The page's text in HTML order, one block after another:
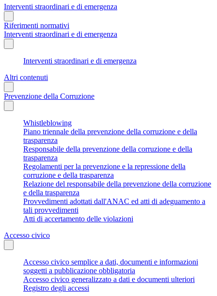
Interventi straordinari e di emergenza
Riferimenti normativi
Interventi straordinari e di emergenza
Interventi straordinari e di emergenza
Altri contenuti
Prevenzione della Corruzione
Whistleblowing
Piano triennale della prevenzione della corruzione e della
trasparenza
Responsabile della prevenzione della corruzione e della
trasparenza
Regolamenti per la prevenzione e la repressione della
corruzione e della trasparenza
Relazione del responsabile della prevenzione della corruzione
e della trasparenza
Provvedimenti adottati dall'ANAC ed atti di adeguamento a
tali provvedimenti
Atti di accertamento delle violazioni
Accesso civico
Accesso civico semplice a dati, documenti e informazioni
soggetti a pubblicazione obbligatoria
Accesso civico generalizzato a dati e documenti ulteriori
Registro degli accessi